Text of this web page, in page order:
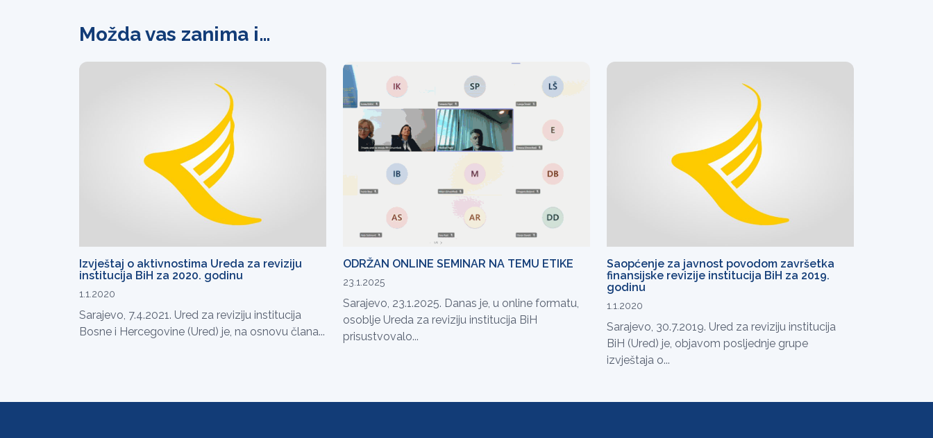
Možda vas zanima i…
Izvještaj o aktivnostima Ureda za reviziju
institucija BiH za 2020. godinu
1.1.2020
Sarajevo, 7.4.2021. Ured za reviziju institucija
Bosne i Hercegovine (Ured) je, na osnovu člana...
ODRŽAN ONLINE SEMINAR NA TEMU ETIKE
23.1.2025
Sarajevo, 23.1.2025. Danas je, u online formatu,
osoblje Ureda za reviziju institucija BiH
prisustvovalo...
Saopćenje za javnost povodom završetka
finansijske revizije institucija BiH za 2019.
godinu
1.1.2020
Sarajevo, 30.7.2019. Ured za reviziju institucija
BiH (Ured) je, objavom posljednje grupe
izvještaja o...